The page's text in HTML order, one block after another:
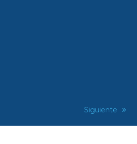
next
Siguiente